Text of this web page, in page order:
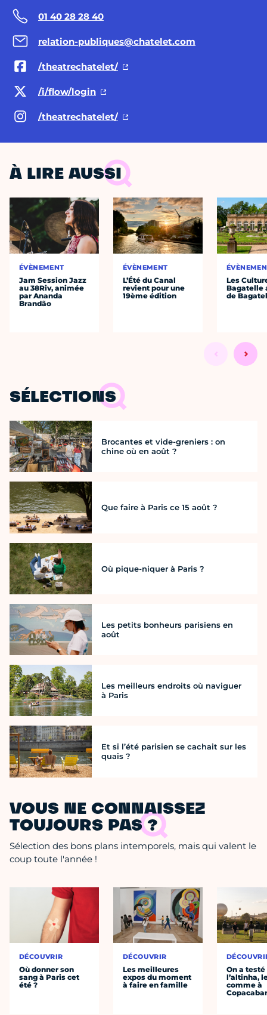
01 40 28 28 40
relation-publiques@chatelet.com
/theatrechatelet/
/i/flow/login
/theatrechatelet/
À LIRE AUSSI
ÉVÈNEMENT
Jam Session Jazz
au 38Riv, animée
par Ananda
Brandão
ÉVÈNEMENT
L’Été du Canal
revient pour une
19ème édition
Les
Bagatelle
de
SÉLECTIONS
Brocantes et vide-greniers : on
chine où en août ?
Que faire à Paris ce 15 août ?
Où pique-niquer à Paris ?
Les petits bonheurs parisiens en
août
Les meilleurs endroits où naviguer
à Paris
Et si l’été parisien se cachait sur les
quais ?
VOUS NE CONNAISSEZ
TOUJOURS PAS ?
Sélection des bons plans intemporels, mais qui valent le
coup toute l'année !
DÉCOUVRIR
Où donner son
sang à Paris cet
été ?
DÉCOUVRIR
Les meilleures
expos du moment
à faire en famille
On a testé
l’altinha,
comme à